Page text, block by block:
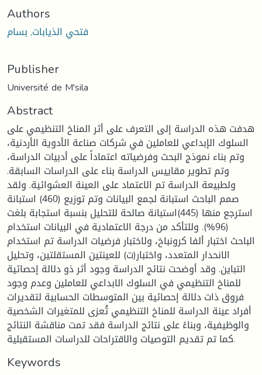
Authors
فتحي الذيابات, بسام
Publisher
Université de M'sila
Abstract
هدفت هذه الدراسة إلى التعرف على أثر المناخ التنظيمي على
السلوك الإبداعي للعاملين في شركات صناعة الأدوية الأردنية،
وتم بناء نموذج البحث وفرضياته اعتماداً على أدبيات الدراسة،
وتم تطوير مقاييس الدراسة بناء على الدراسات السابقة.
ولطبيعة الدراسة تم الاعتماد على العينة العشوائية. ولقد
صمم الباحث استبانة لجمع البيانات وتم توزيع (460) استبانة
استرجع منها (445)استبانة صالحة للتحليل بنسبة استجابة بلغت
(96%). وللتأكد من درجة الاعتمادية في البيانات استخدام
الباحث اختبار ألفا كرونباخ، ولاختبار فرضيات الدراسة تم استخدام
الانحدار المتعدد، واختبار(ت) للعينتين المستقلتين، وتحليل
التباين. وقد أوضحت نتائج الدراسة وجود أثر ذو دلالة إحصائية
للمناخ التنظيمي في السلوك الابداعي للعاملين وعدم وجود
فروق ذات دلالة إحصائية بين المتوسطات الحسابية لتقديرات
أفراد عينة الدراسة للمناخ التنظيمي تُعزى للمتغيرات الشخصية
والوظيفية، وبناءً على نتائج الدراسة فقد تمت مناقشة النتائج
كما تم تقديم التوصيات والاقتراحات للدراسات المستقبلية.
Keywords